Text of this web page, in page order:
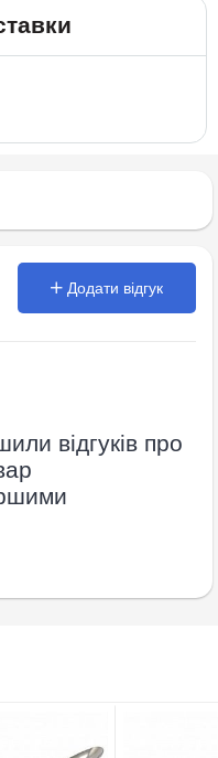
Додати відгук
відгуків про